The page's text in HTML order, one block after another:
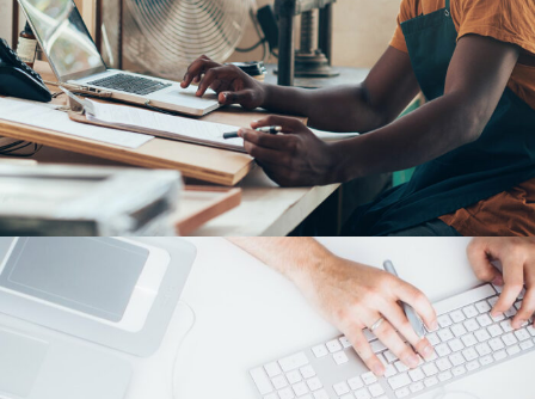
6 JUIN 2016 ADMIN7922